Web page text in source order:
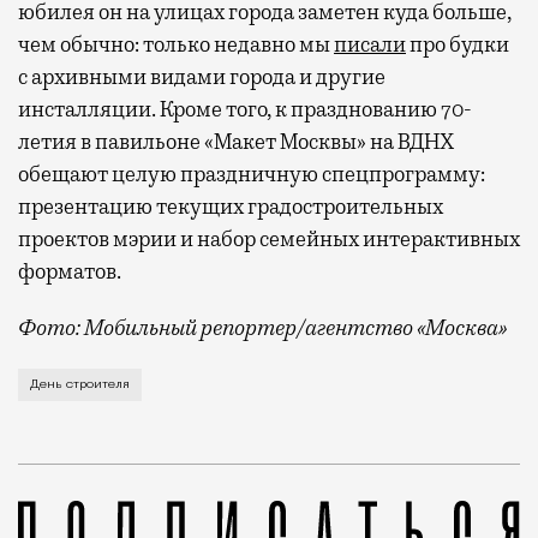
юбилея он на улицах города заметен куда больше,
чем обычно: только недавно мыписалипро будки
с архивными видами города и другие
инсталляции. Кроме того, к празднованию 70-
летия в павильоне «Макет Москвы» на ВДНХ
обещают целую праздничную спецпрограмму:
презентацию текущих градостроительных
проектов мэрии и набор семейных интерактивных
форматов.
Фото: Мобильный репортер/агентство «Москва»
Это каска в фирменных цветах департамента
День строителя